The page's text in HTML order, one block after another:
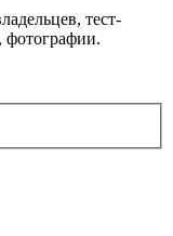
тест-
фотографии.